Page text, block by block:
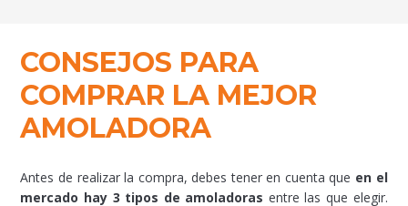
CONSEJOS PARA
COMPRAR LA MEJOR
AMOLADORA
Antes de realizar la compra, debes tener en cuenta que en el
mercado hay 3 tipos de amoladoras entre las que elegir.